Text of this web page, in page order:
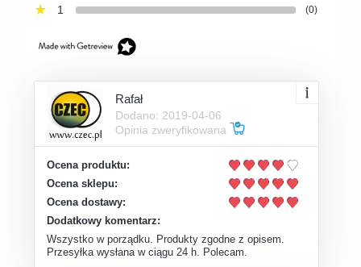
1 (0)
Rafał
Dodano: 2019-04-06
Opinia zweryfikowana
Ocena produktu:
Ocena sklepu:
Ocena dostawy:
Dodatkowy komentarz:
Wszystko w porządku. Produkty zgodne z opisem.
Przesyłka wysłana w ciągu 24 h. Polecam.